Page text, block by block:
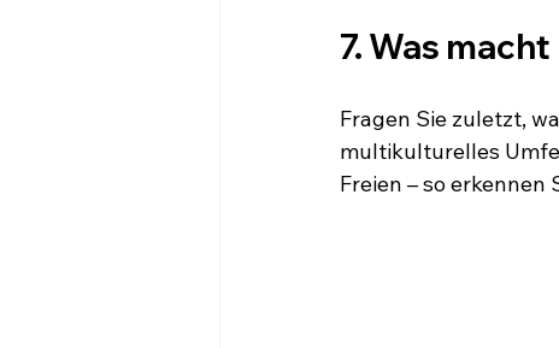
7. Was
Fragen Sie zuletzt,
multikulturelles
Freien – so erkennen